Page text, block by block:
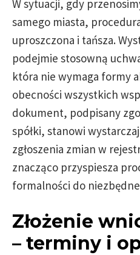
W sytuacji, gdy
samego miasta,
uproszczona i tańsza.
podejmie stosowną
która nie wymaga formy
obecności wszystkich
dokument, podpisany
spółki, stanowi
zgłoszenia zmian w
znacząco przyspiesza
formalności do
Złożenie
– terminy i